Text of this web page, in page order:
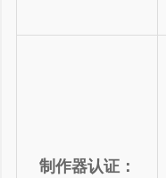
制作器认证：